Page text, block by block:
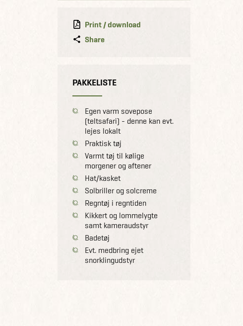
Print / download
Share
PAKKELISTE
Egen varm sovepose
(teltsafari) - denne kan evt.
lejes lokalt
Praktisk tøj
Varmt tøj til kølige
morgener og aftener
Hat/kasket
Solbriller og solcreme
Regntøj i regntiden
Kikkert og lommelygte
samt kameraudstyr
Badetøj
Evt. medbring ejet
snorklingudstyr